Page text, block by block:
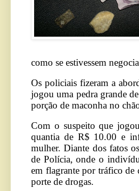
como se estivessem
Os policiais fizeram a
jogou uma pedra grande
porção de maconha no
Com o suspeito que
quantia de R$ 10.00 e
mulher. Diante dos fatos
de Polícia, onde o
em flagrante por tráfico
porte de drogas.